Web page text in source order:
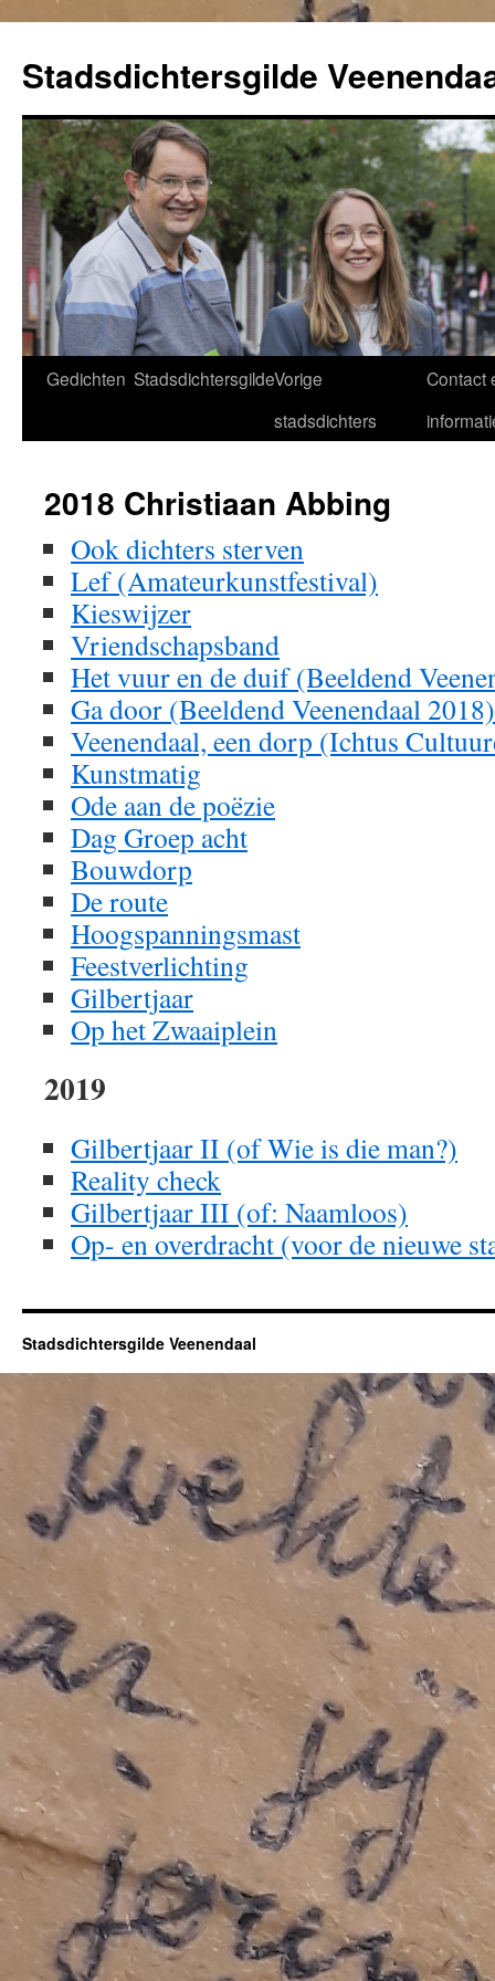
de
inhoud
Stadsdichtersgilde
Gedichten StadsdichtersgildeVorige
stadsdichters
Contact
2018 Christiaan Abbing
Ook dichters sterven
Lef (Amateurkunstfestival)
Kieswijzer
Vriendschapsband
Het vuur en de duif (Beeldend
Ga door (Beeldend Veenendaal 2018)
Veenendaal, een dorp (Ichtus
Kunstmatig
Ode aan de poëzie
Dag Groep acht
Bouwdorp
De route
Hoogspanningsmast
Feestverlichting
Gilbertjaar
Op het Zwaaiplein
2019
Gilbertjaar II (of Wie is die man?)
Reality check
Gilbertjaar III (of: Naamloos)
Op- en overdracht (voor de nieuwe
Stadsdichtersgilde Veenendaal